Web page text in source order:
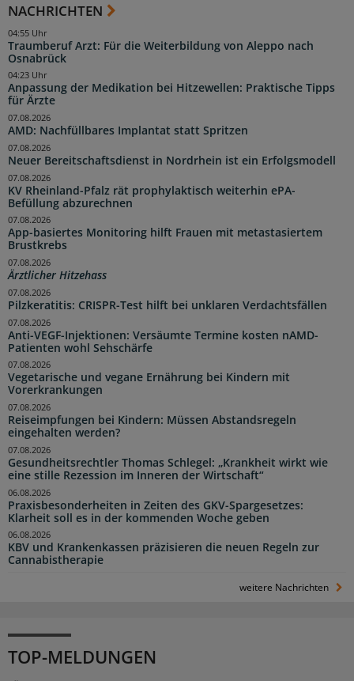
NACHRICHTEN
Traumberuf Arzt: Für die Weiterbildung von Aleppo nach
Osnabrück
04:55 Uhr
Anpassung der Medikation bei Hitzewellen: Praktische Tipps
für Ärzte
04:23 Uhr
AMD: Nachfüllbares Implantat statt Spritzen
07.08.2026
Neuer Bereitschaftsdienst in Nordrhein ist ein Erfolgsmodell
07.08.2026
KV Rheinland-Pfalz rät prophylaktisch weiterhin ePA-
Befüllung abzurechnen
07.08.2026
App-basiertes Monitoring hilft Frauen mit metastasiertem
Brustkrebs
07.08.2026
Ärztlicher Hitzehass
07.08.2026
Pilzkeratitis: CRISPR-Test hilft bei unklaren Verdachtsfällen
07.08.2026
Anti-VEGF-Injektionen: Versäumte Termine kosten nAMD-
Patienten wohl Sehschärfe
07.08.2026
Vegetarische und vegane Ernährung bei Kindern mit
Vorerkrankungen
07.08.2026
Reiseimpfungen bei Kindern: Müssen Abstandsregeln
eingehalten werden?
07.08.2026
Gesundheitsrechtler Thomas Schlegel: „Krankheit wirkt wie
eine stille Rezession im Inneren der Wirtschaft“
07.08.2026
Praxisbesonderheiten in Zeiten des GKV-Spargesetzes:
Klarheit soll es in der kommenden Woche geben
06.08.2026
KBV und Krankenkassen präzisieren die neuen Regeln zur
Cannabistherapie
06.08.2026
weitere Nachrichten
TOP-MELDUNGEN